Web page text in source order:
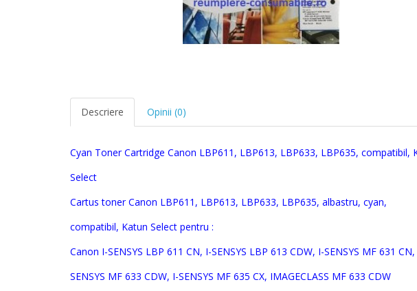
Descriere Opinii (0)
Cyan Toner Cartridge Canon LBP611, LBP613, LBP633, LBP635, compatibil,
Select
Cartus tonerCanon LBP611, LBP613, LBP633, LBP635, albastru, cyan,
compatibil, Katun Select pentru :
Canon I-SENSYS LBP 611 CN, I-SENSYS LBP 613 CDW, I-SENSYS MF 631 CN,
SENSYS MF 633 CDW, I-SENSYS MF 635 CX, IMAGECLASS MF 633 CDW